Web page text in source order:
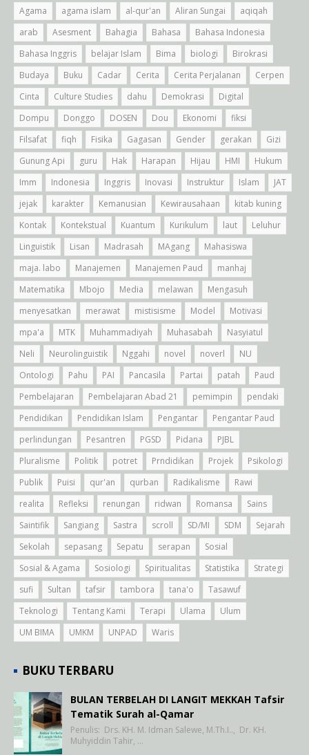
Agama agama islam al-qur'an Aliran Sungai
aqiqah
arab
Asesment Bahagia Bahasa
Bahasa Indonesia
Bahasa Inggris
belajar Islam Bima biologi
Birokrasi
Budaya
Buku Cadar Cerita Cerita Perjalanan
Cerpen
Cinta
Culture Studies dahu Demokrasi
Digital
Dompu
Donggo DOSEN Dou Ekonomi
fiksi
Filsafat
fiqh Fisika Gagasan Gender gerakan
Gizi
Gunung Api
guru Hak Harapan Hijau HMI
Hukum
Imm
Indonesia Inggris Inovasi Instruktur Islam
JAT
jejak
karakter Kemanusian Kewirausahaan
kitab kuning
Kontak
Kontekstual Kuantum Kurikulum laut
Leluhur
Linguistik
Lisan Madrasah MAgang
Mahasiswa
maja. labo
Manajemen Manajemen Paud
manhaj
Matematika
Mbojo Media melawan
Mengasuh
menyesatkan
merawat mistisisme Model
Motivasi
mpa'a
MTK Muhammadiyah Muhasabah
Nasyiatul
Neli
Neurolinguistik Nggahi novel noverl
NU
Ontologi
Pahu PAI Pancasila Partai patah
Paud
Pembelajaran
Pembelajaran Abad 21 pemimpin
pendaki
Pendidikan
Pendidikan Islam Pengantar
Pengantar Paud
perlindungan
Pesantren PGSD Pidana
PJBL
Pluralisme
Politik potret Prndidikan Projek
Psikologi
Publik
Puisi qur'an qurban Radikalisme
Rawi
realita
Refleksi renungan ridwan Romansa
Sains
Saintifik
Sangiang Sastra scroll SD/MI SDM
Sejarah
Sekolah
sepasang Sepatu serapan
Sosial
Sosial & Agama
Sosiologi Spiritualitas Statistika
Strategi
sufi
Sultan tafsir tambora tana'o
Tasawuf
Teknologi
Tentang Kami Terapi Ulama
Ulum
UM BIMA
UMKM UNPAD Waris
BUKU TERBARU
BULAN TERBELAH DI LANGIT MEKKAH Tafsir
Tematik Surah al-Qamar
Penulis: Drs. KH. M. Idman Salewe, M.Th.I.., Dr. KH.
Muhyiddin Tahir, …